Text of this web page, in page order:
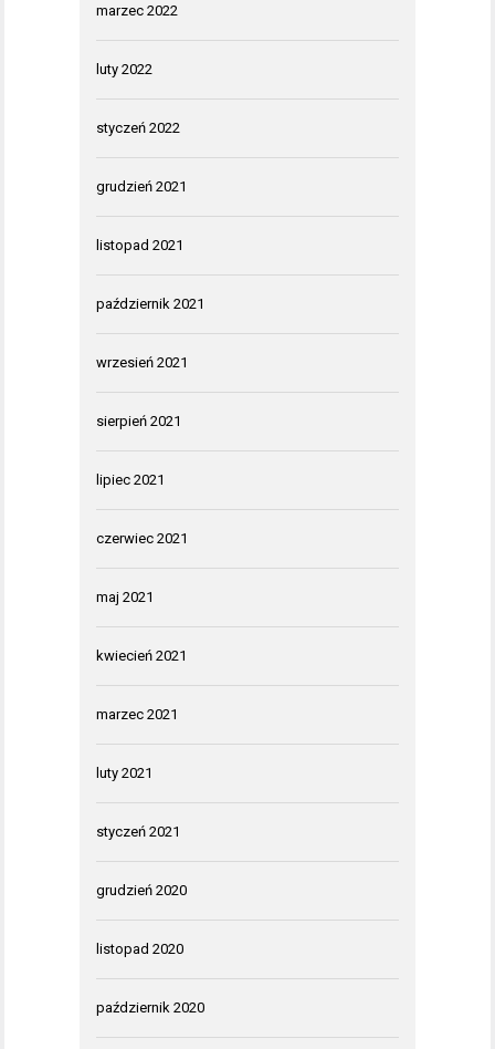
marzec 2022
luty 2022
styczeń 2022
grudzień 2021
listopad 2021
październik 2021
wrzesień 2021
sierpień 2021
lipiec 2021
czerwiec 2021
maj 2021
kwiecień 2021
marzec 2021
luty 2021
styczeń 2021
grudzień 2020
listopad 2020
październik 2020